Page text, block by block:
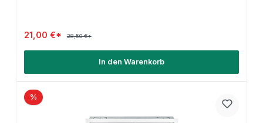
21,00 €* 28,50 €*
In den Warenkorb
%